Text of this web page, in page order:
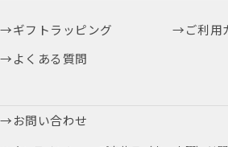
ギフトラッピング
ご利用
よくある質問
お問い合わせ